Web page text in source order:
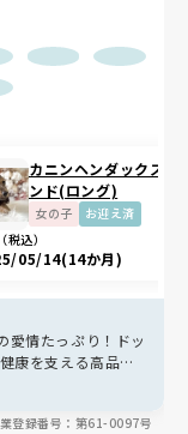
カニンヘンダックスフ
ンド(ロング)
女の子 お迎え済
税込）
05/14(14か月)
愛情たっぷり！ドッ
康を支える高品質
筋肉の発達もサポー
性を育み、トイレや
登録番号：第61-0097号